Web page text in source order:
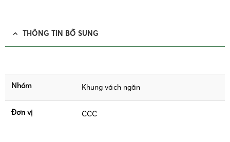
THÔNG TIN BỔ SUNG
Nhóm Khung vách ngăn
Đơn vị CCC